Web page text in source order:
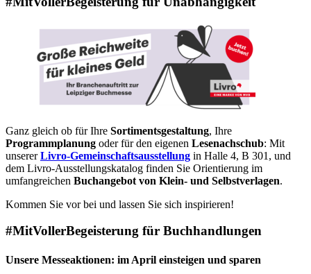
Ganz gleich ob für Ihre Sortimentsgestaltung, Ihre
Programmplanung oder für den eigenen Lesenachschub: Mit
unsererLivro-Gemeinschaftsausstellung in Halle 4, B 301, und
dem Livro-Ausstellungskatalog finden Sie Orientierung im
umfangreichen Buchangebot von Klein- und Selbstverlagen.
Kommen Sie vor bei und lassen Sie sich inspirieren!
#MitVollerBegeisterung für Buchhandlungen
Unsere Messeaktionen: im April einsteigen und sparen